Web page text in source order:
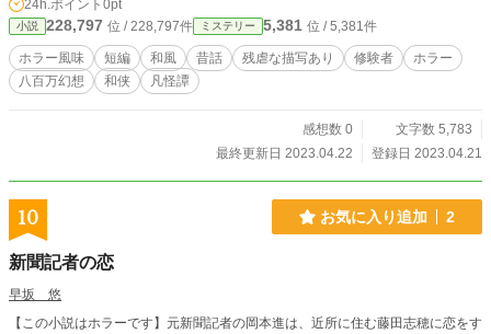
24h.ポイント 0pt
小説 228,797 位 / 228,797件 ミステリー 5,381 位 / 5,381件
ホラー風味 短編 和風 昔話 残虐な描写あり 修験者
ホラー
八百万幻想
和侠 凡怪譚
感想数 0
文字数 5,783
最終更新日 2023.04.22
登録日 2023.04.21
10 お気に入り追加 2
新聞記者の恋
早坂 悠
【この小説はホラーです】元新聞記者の岡本進は、近所に住む藤田志穂に恋をす